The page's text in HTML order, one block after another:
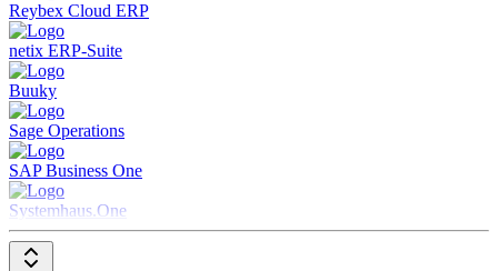
Echtzeit-Überwachung der Lagerbestände
Automatisierte Bestandsaktualisierungen bei
Wareneingang und -ausgang
Benachrichtigungen bei niedrigen Beständen oder
Überbeständen
Analysen und Berichte zur Bestandsoptimierung
Reybex Cloud ERP
netix ERP-Suite
Buuky
Sage Operations
SAP Business One
Systemhaus.One